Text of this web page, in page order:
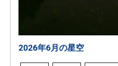
2026年6月の星空